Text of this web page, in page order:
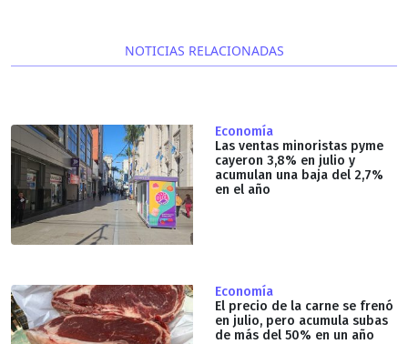
NOTICIAS RELACIONADAS
Economía
Las ventas minoristas pyme
cayeron 3,8% en julio y
acumulan una baja del 2,7%
en el año
Economía
El precio de la carne se frenó
en julio, pero acumula subas
de más del 50% en un año